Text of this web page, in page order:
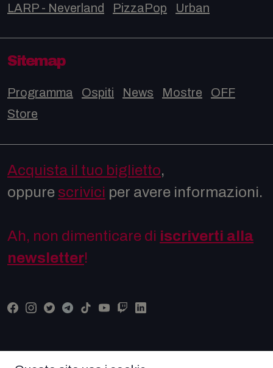
LARP - Neverland
PizzaPop Urban
Sitemap
Programma Ospiti News Mostre
OFF
Store
Acquista il tuo biglietto,
oppure scrivici per avere informazioni.
Ah, non dimenticare di iscriverti alla
newsletter!